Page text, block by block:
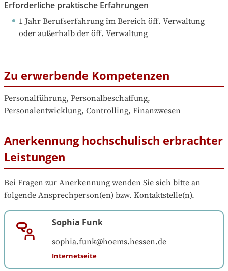
Erforderliche praktische Erfahrungen
1 Jahr Berufserfahrung im Bereich öff. Verwaltung
oder außerhalb der öff. Verwaltung
Zu erwerbende Kompetenzen
Personalführung, Personalbeschaffung,
Personalentwicklung, Controlling, Finanzwesen
Anerkennung hochschulisch erbrachter
Leistungen
Bei Fragen zur Anerkennung wenden Sie sich bitte an
folgende Ansprechperson(en) bzw. Kontaktstelle(n).
Sophia Funk
sophia.funk@hoems.hessen.de
Internetseite